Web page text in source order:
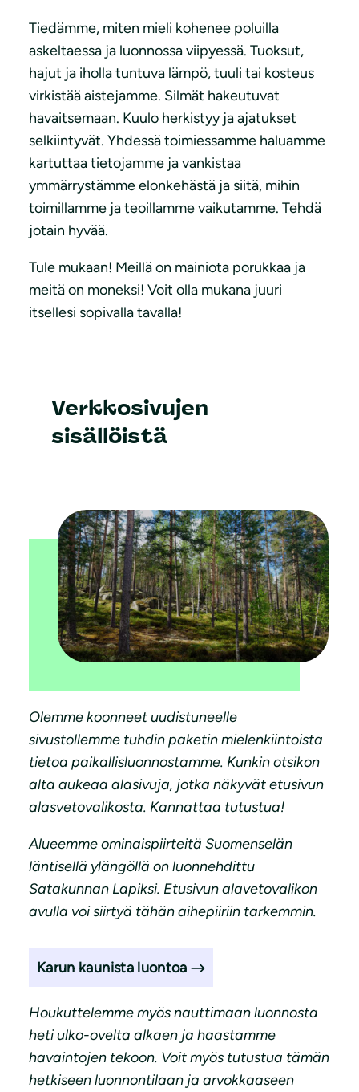
Tiedämme, miten mieli kohenee poluilla
askeltaessa ja luonnossa viipyessä. Tuoksut,
hajut ja iholla tuntuva lämpö, tuuli tai kosteus
virkistää aistejamme. Silmät hakeutuvat
havaitsemaan. Kuulo herkistyy ja ajatukset
selkiintyvät. Yhdessä toimiessamme haluamme
kartuttaa tietojamme ja vankistaa
ymmärrystämme elonkehästä ja siitä, mihin
toimillamme ja teoillamme vaikutamme. Tehdä
jotain hyvää.
Tule mukaan! Meillä on mainiota porukkaa ja
meitä on moneksi! Voit olla mukana juuri
itsellesi sopivalla tavalla!
Verkkosivujen
sisällöistä
Olemme koonneet uudistuneelle
sivustollemme tuhdin paketin mielenkiintoista
tietoa paikallisluonnostamme. Kunkin otsikon
alta aukeaa alasivuja, jotka näkyvät etusivun
alasvetovalikosta. Kannattaa tutustua!
Alueemme ominaispiirteitä Suomenselän
läntisellä ylängöllä on luonnehdittu
Satakunnan Lapiksi. Etusivun alavetovalikon
avulla voi siirtyä tähän aihepiiriin tarkemmin.
Karun kaunista luontoa
Houkuttelemme myös nauttimaan luonnosta
heti ulko-ovelta alkaen ja haastamme
havaintojen tekoon. Voit myös tutustua tämän
hetkiseen luonnontilaan ja arvokkaaseen